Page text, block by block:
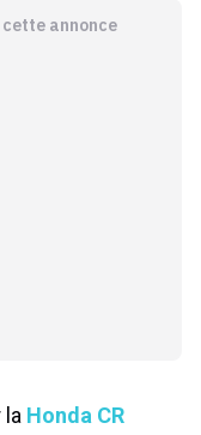
annonce
la Honda CR